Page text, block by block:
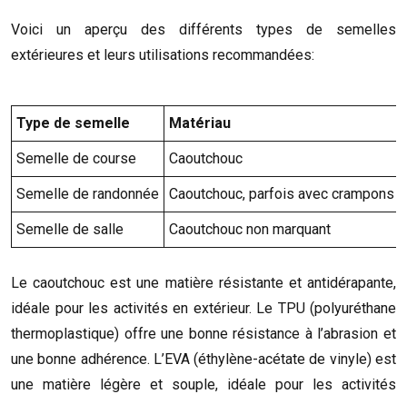
Voici un aperçu des différents types de semelles
extérieures et leurs utilisations recommandées:
Type de semelle Matériau
Semelle de course Caoutchouc
Semelle de randonnée Caoutchouc, parfois avec crampons
Semelle de salle Caoutchouc non marquant
Le caoutchouc est une matière résistante et antidérapante,
idéale pour les activités en extérieur. Le TPU (polyuréthane
thermoplastique) offre une bonne résistance à l’abrasion et
une bonne adhérence. L’EVA (éthylène-acétate de vinyle) est
une matière légère et souple, idéale pour les activités